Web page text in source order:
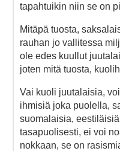
tapahtuikin niin se on
Mitäpä tuosta,
rauhan jo vallitessa
ole edes kuullut
joten mitä tuosta,
Vai kuoli juutalaisia,
ihmisiä joka puolella,
suomalaisia,
tasapuolisesti, ei voi
nokkaan, se on